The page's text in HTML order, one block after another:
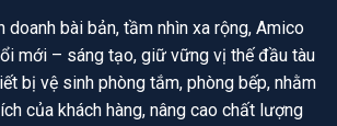
doanh bài bản, tầm nhìn xa rộng, Amico
mới – sáng tạo, giữ vững vị thế đầu tàu
bị vệ sinh phòng tắm, phòng bếp, nhằm
của khách hàng, nâng cao chất lượng